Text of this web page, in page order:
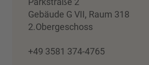
Gebäude G VII, Raum 318
2.Obergeschoss
+49 3581 374-4765